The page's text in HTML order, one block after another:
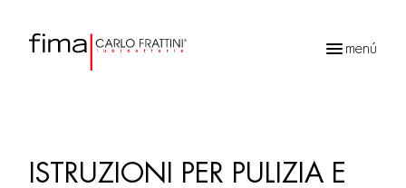
menú
ISTRUZIONI PER PULIZIA E